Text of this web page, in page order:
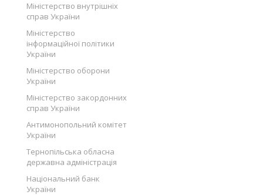
Міністерство внутрішніх
справ України
Міністерство
інформаційної політики
України
Міністерство оборони
України
Міністерство закордонних
справ України
Антимонопольний комітет
України
Тернопільська обласна
державна адміністрація
Національний банк
України